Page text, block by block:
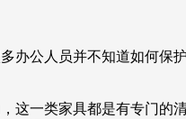
办公人员并不知道如何保
这一类家具都是有专门